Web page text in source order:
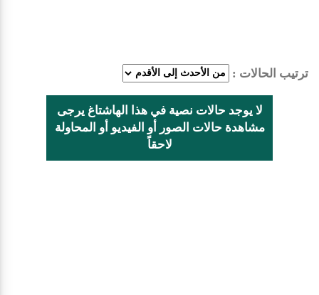
ترتيب الحالات :
لا يوجد حالات نصية في هذا الهاشتاغ يرجى
مشاهدة حالات الصور أو الفيديو أو المحاولة
لاحقاً